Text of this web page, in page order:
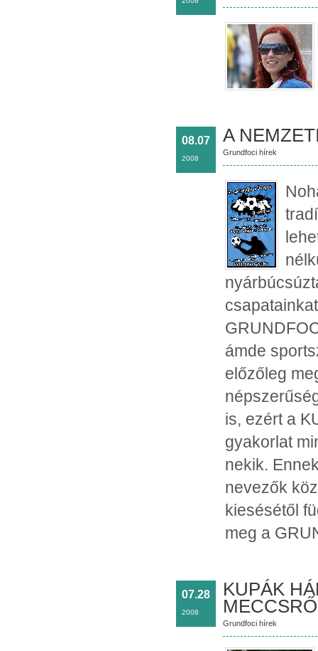
08.07
2008
A
Grundfoci hírek
ámde
előzőleg
is, ezért a
gyakorlat
nekik.
nevezők
kiesésétől
meg a
07.28
2008
KUPÁK
Grundfoci hírek